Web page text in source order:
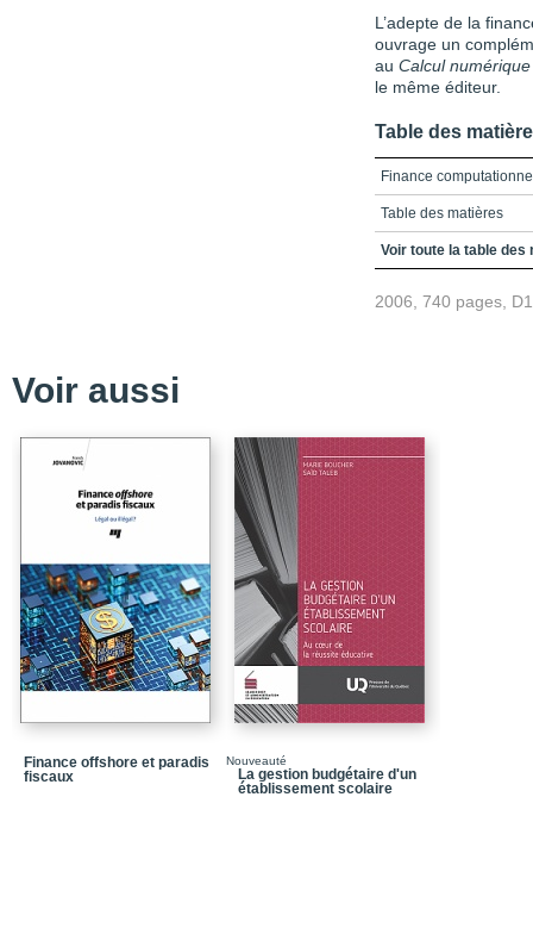
L’adepte de la
ouvrage un
au Calcul
le même éditeur.
Table des
Finance
Table des matières
Introduction
Voir toute la table des
2006, 740 pages,
Voir aussi
Finance offshore et paradis
fiscaux
Nouveauté
La gestion budgétaire d'un
établissement scolaire